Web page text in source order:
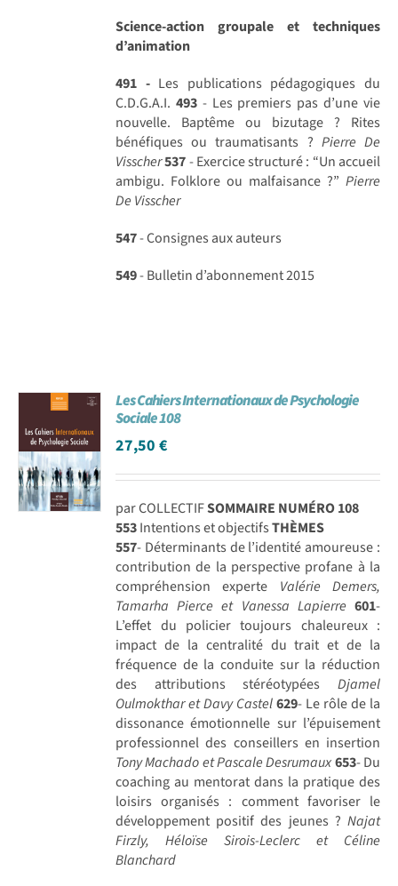
Science-action groupale et techniques
d’animation
491 -Les publications pédagogiques du
C.D.G.A.I. 493- Les premiers pas d’une vie
nouvelle. Baptême ou bizutage ? Rites
bénéfiques ou traumatisants ? Pierre De
Visscher537- Exercice structuré : “Un accueil
ambigu. Folklore ou malfaisance ?” Pierre
De Visscher
547- Consignes aux auteurs
549- Bulletin d’abonnement 2015
Les Cahiers Internationaux de Psychologie
Sociale 108
27,50€
par COLLECTIFSOMMAIRE NUMÉRO 108
553Intentions et objectifsTHÈMES
557- Déterminants de l’identité amoureuse :
contribution de la perspective profane à la
compréhension experte Valérie Demers,
Tamarha Pierce et Vanessa Lapierre 601-
L’effet du policier toujours chaleureux :
impact de la centralité du trait et de la
fréquence de la conduite sur la réduction
des attributions stéréotypées Djamel
Oulmokthar et Davy Castel629- Le rôle de la
dissonance émotionnelle sur l’épuisement
professionnel des conseillers en insertion
Tony Machado et Pascale Desrumaux653- Du
coaching au mentorat dans la pratique des
loisirs organisés : comment favoriser le
développement positif des jeunes ? Najat
Firzly, Héloïse Sirois-Leclerc et Céline
Blanchard